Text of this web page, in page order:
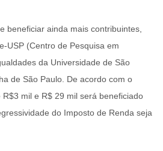
beneficiar ainda mais contribuintes,
USP (Centro de Pesquisa em
da Universidade de São
de São Paulo. De acordo com o
mil e R$ 29 mil será beneficiado
do Imposto de Renda seja